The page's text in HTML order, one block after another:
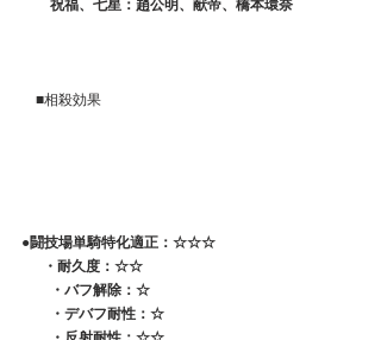
祝福、七星：趙公明、献帝、橋本環奈
■相殺効果
●闘技場単騎特化適正：☆☆☆
・耐久度：☆☆
・バフ解除：☆
・デバフ耐性：☆